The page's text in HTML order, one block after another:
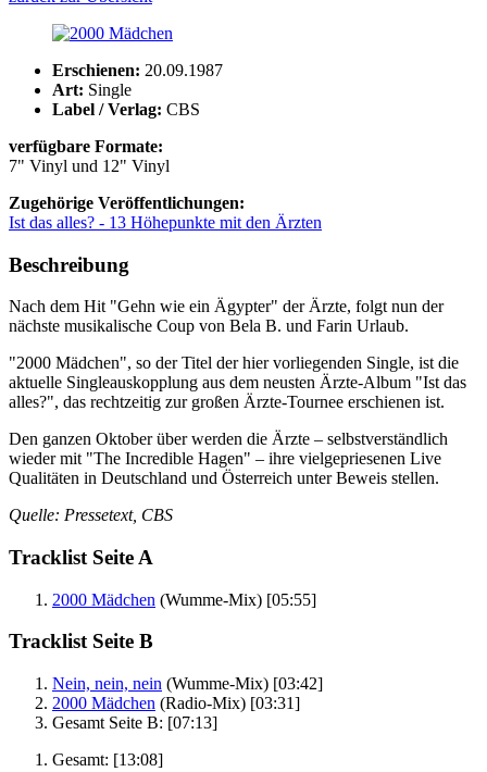
Erschienen: 20.09.1987
Art: Single
Label / Verlag: CBS
verfügbare Formate:
7" Vinyl und 12" Vinyl
Zugehörige Veröffentlichungen:
Ist das alles? - 13 Höhepunkte mit den Ärzten
Beschreibung
Nach dem Hit "Gehn wie ein Ägypter" der Ärzte, folgt nun der
nächste musikalische Coup von Bela B. und Farin Urlaub.
"2000 Mädchen", so der Titel der hier vorliegenden Single, ist die
aktuelle Singleauskopplung aus dem neusten Ärzte-Album "Ist das
alles?", das rechtzeitig zur großen Ärzte-Tournee erschienen ist.
Den ganzen Oktober über werden die Ärzte – selbstverständlich
wieder mit "The Incredible Hagen" – ihre vielgepriesenen Live
Qualitäten in Deutschland und Österreich unter Beweis stellen.
Quelle: Pressetext, CBS
Tracklist Seite A
2000 Mädchen (Wumme-Mix) [05:55]
Tracklist Seite B
Nein, nein, nein (Wumme-Mix) [03:42]
2000 Mädchen (Radio-Mix) [03:31]
Gesamt Seite B: [07:13]
Gesamt: [13:08]